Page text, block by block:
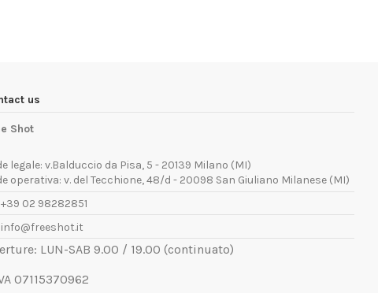
us
Shot
legale: v.Balduccio da Pisa, 5 - 20139 Milano (MI)
operativa: v. del Tecchione, 48/d - 20098 San Giuliano Milanese (MI)
+39 02 98282851
info@freeshot.it
LUN-SAB 9.00 / 19.00 (continuato)
07115370962